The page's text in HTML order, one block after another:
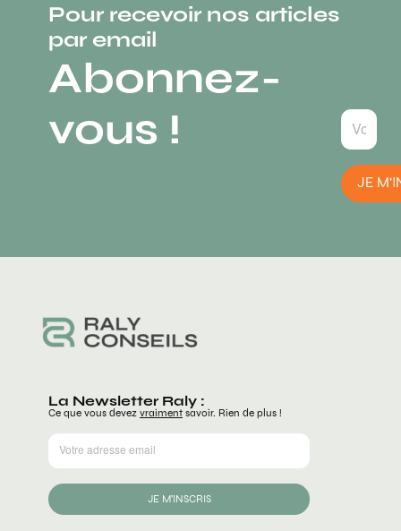
Pour recevoir nos articles
par email
Abonnez-
vous !
JE
La Newsletter Raly :
Ce que vous devez vraiment savoir. Rien de plus !
JE M'INSCRIS